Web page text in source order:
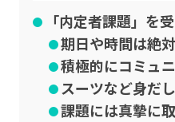
「内定者課題」を
期日や時間は絶
積極的にコミュ
スーツなど身だ
課題には真摯に